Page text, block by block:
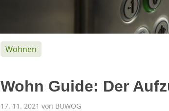
Wohnen
Wohn Guide: Der
17. 11. 2021 von BUWOG